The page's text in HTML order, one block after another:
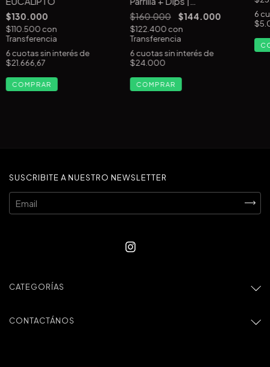
$130.000
$110.500con
Transferencia
6cuotas sin interés de
$21.666,67
EUCALIPTO
$160.000 $144.000
$122.400con
Transferencia
6cuotas sin interés de
$24.000
6
SUSCRIBITE A NUESTRO NEWSLETTER
CATEGORÍAS
CONTACTÁNOS